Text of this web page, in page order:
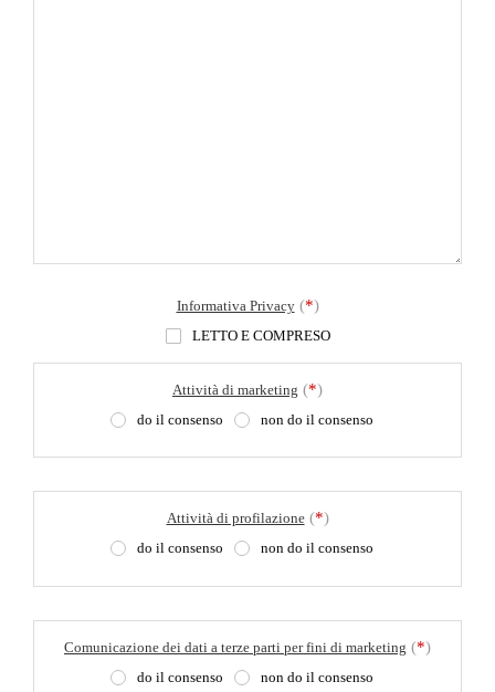
Informativa Privacy(*)
LETTO E COMPRESO
Attività di marketing (*)
do il consenso non do il consenso
Attività di profilazione(*)
do il consenso non do il consenso
Comunicazione dei dati a terze parti per fini di marketing (*)
do il consenso non do il consenso